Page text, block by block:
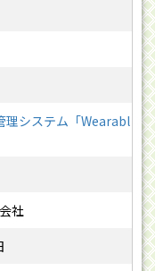
理システム「Wearabl
社